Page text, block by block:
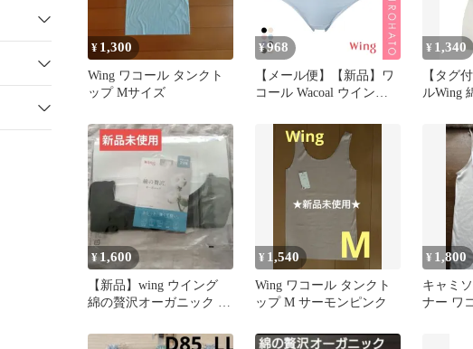
¥ 1,300
Wing ワコール タンクト
ップ Mサイズ
¥968
【メール便】【新品】ワ
コール Wacoal ウイング
ク ショーツ コットン 綿
混 なめらか ML 単品(L)
¥ 1,340
【タグ
ルWing
¥1,600
【新品】wing ウイング
綿の贅沢オーガニック イ
¥ 1,540
Wing ワコール タンクト
ップ M サーモンピンク
¥ 1,800
キャミ
ナー ワ